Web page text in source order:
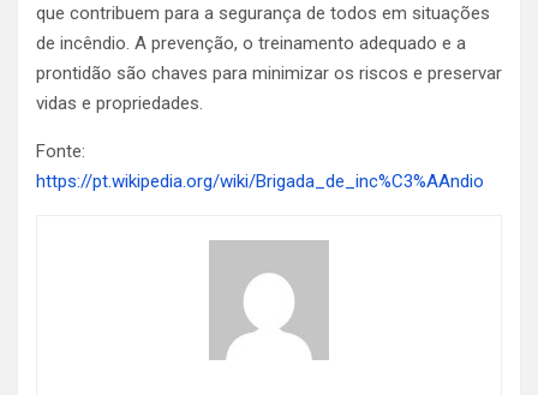
que contribuem para a segurança de todos em situações
de incêndio. A prevenção, o treinamento adequado e a
prontidão são chaves para minimizar os riscos e preservar
vidas e propriedades.
Fonte:
https://pt.wikipedia.org/wiki/Brigada_de_inc%C3%AAndio